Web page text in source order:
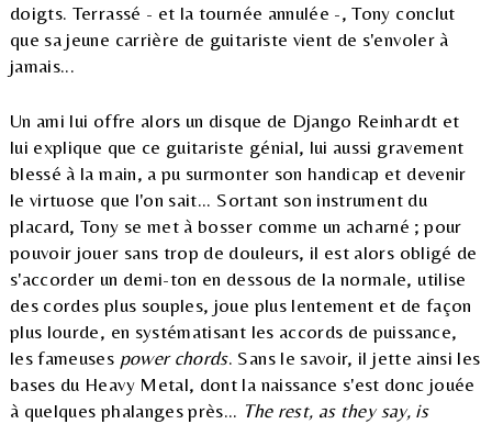
doigts. Terrassé - et la tournée annulée -, Tony conclut
que sa jeune carrière de guitariste vient de s'envoler à
jamais...
Un ami lui offre alors un disque de Django Reinhardt et
lui explique que ce guitariste génial, lui aussi gravement
blessé à la main, a pu surmonter son handicap et devenir
le virtuose que l'on sait... Sortant son instrument du
placard, Tony se met à bosser comme un acharné ; pour
pouvoir jouer sans trop de douleurs, il est alors obligé de
s'accorder un demi-ton en dessous de la normale, utilise
des cordes plus souples, joue plus lentement et de façon
plus lourde, en systématisant les accords de puissance,
les fameuses power chords. Sans le savoir, il jette ainsi les
bases du Heavy Metal, dont la naissance s'est donc jouée
à quelques phalanges près... The rest, as they say, is